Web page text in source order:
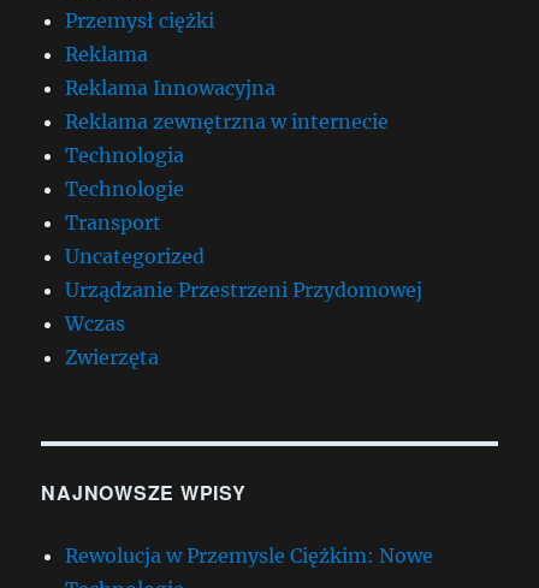
Przemysł ciężki
Reklama
Reklama Innowacyjna
Reklama zewnętrzna w internecie
Technologia
Technologie
Transport
Uncategorized
Urządzanie Przestrzeni Przydomowej
Wczas
Zwierzęta
NAJNOWSZE WPISY
Rewolucja w Przemysle Ciężkim: Nowe